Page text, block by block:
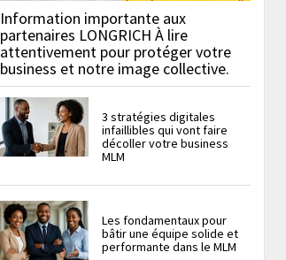
Information importante aux
partenaires LONGRICH À lire
attentivement pour protéger votre
business et notre image collective.
3 stratégies digitales
infaillibles qui vont faire
décoller votre business
MLM
Les fondamentaux pour
bâtir une équipe solide et
performante dans le MLM